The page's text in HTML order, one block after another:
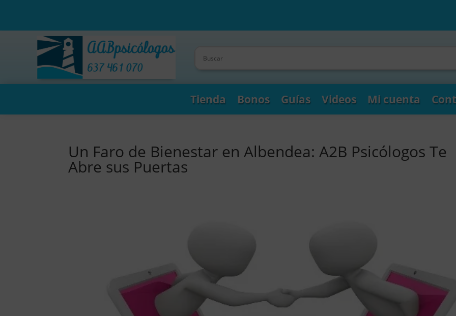
Tienda Bonos Guías Videos Mi cuenta
Un Faro de Bienestar en Albendea: A2B Psicólogos Te
Abre sus Puertas